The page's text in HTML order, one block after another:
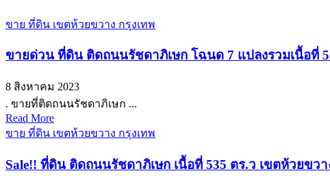
ขาย ที่ดิน เขตห้วยขวาง กรุงเทพ
ขายด่วน ที่ดิน ติดถนนรัชดาภิเษก โฉนด 7 แปลงรวมเนื้อที่
8 สิงหาคม 2023
. ขายที่ติดถนนรัชดาภิเษก ...
Read More
ขาย ที่ดิน เขตห้วยขวาง กรุงเทพ
Sale!! ที่ดิน ติดถนนรัชดาภิเษก เนื้อที่ 535 ตร.ว เขตห้วยขวา